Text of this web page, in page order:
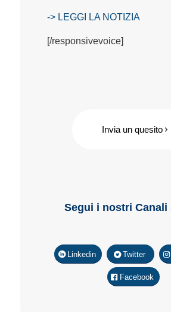
-> LEGGI LA NOTIZIA
[/responsivevoice]
Invia un quesito
Segui i nostri Canali
Linkedin Twitter
Facebook